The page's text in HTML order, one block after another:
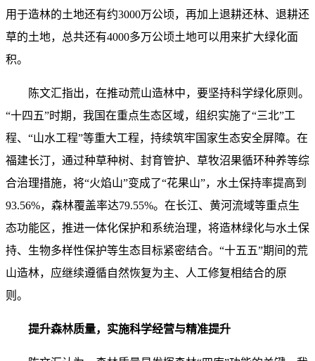
用于造林的土地还有约3000万公顷，再加上退耕还林、退耕还
草的土地，总共还有4000多万公顷土地可以用来扩大绿化面
积。
陈文汇指出，在推动荒山造林中，要坚持科学绿化原则。
“十四五”时期，我国在重点生态区域，组织实施了“三北”工
程、“山水工程”等重大工程，持续筑牢国家生态安全屏障。在
福建长汀，通过种草种树、封育管护、草牧沼果循环种养等综
合治理措施，将“火焰山”变成了“花果山”，水土保持率提高到
93.56%，森林覆盖率达79.55%。在长江、黄河流域等重点生
态功能区，推进一体化保护和系统治理，将造林绿化与水土保
持、生物多样性保护等生态目标紧密结合。“十五五”期间的荒
山造林，应继续遵循自然恢复为主、人工修复相结合的原
则。
提升森林质量，实施科学经营与精准提升